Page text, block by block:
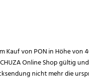
Kauf von PON in Höhe
Online Shop gültig
nicht mehr die